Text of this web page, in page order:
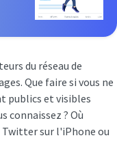
du réseau de
Que faire si vous ne
publics et visibles
connaissez ? Où
sur l'iPhone ou